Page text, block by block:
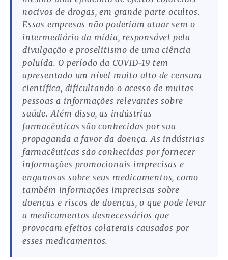
nocivos de drogas, em grande parte ocultos.
Essas empresas não poderiam atuar sem o
intermediário da mídia, responsável pela
divulgação e proselitismo de uma ciência
poluída. O período da COVID-19 tem
apresentado um nível muito alto de censura
científica, dificultando o acesso de muitas
pessoas a informações relevantes sobre
saúde. Além disso, as indústrias
farmacêuticas são conhecidas por sua
propaganda a favor da doença. As indústrias
farmacêuticas são conhecidas por fornecer
informações promocionais imprecisas e
enganosas sobre seus medicamentos, como
também informações imprecisas sobre
doenças e riscos de doenças, o que pode levar
a medicamentos desnecessários que
provocam efeitos colaterais causados ​​por
esses medicamentos.